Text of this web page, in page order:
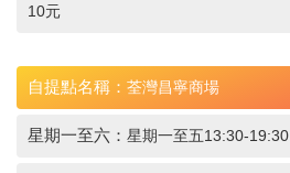
10元
自提點名稱： 荃灣昌寧商場
星期一至六： 星期一至五13:30-19:30